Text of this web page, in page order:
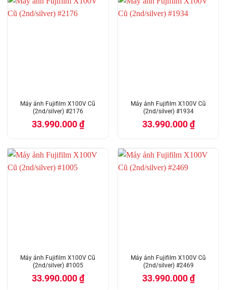
Máy ảnh Fujifilm X100V Cũ
(2nd/silver) #2176
33.990.000₫
Máy ảnh Fujifilm X100V Cũ
(2nd/silver) #1934
33.990.000₫
Máy ảnh Fujifilm X100V Cũ
(2nd/silver) #1005
33.990.000₫
Máy ảnh Fujifilm X100V Cũ
(2nd/silver) #2469
33.990.000₫